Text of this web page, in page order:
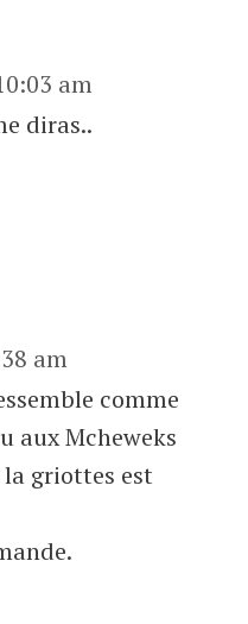
am
diras..
am
comme
aux Mcheweks
griottes est